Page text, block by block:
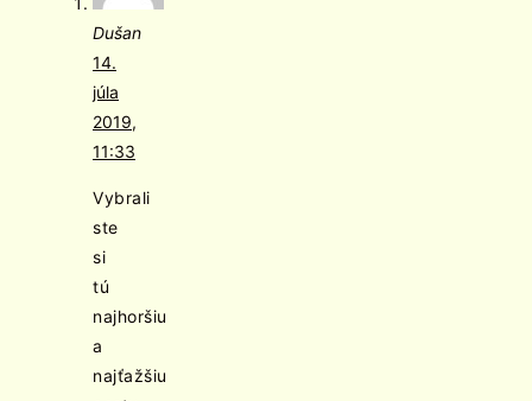
Dušan
14.
júla
2019,
11:33
Vybrali
ste
si
tú
najhoršiu
a
najťažšiu